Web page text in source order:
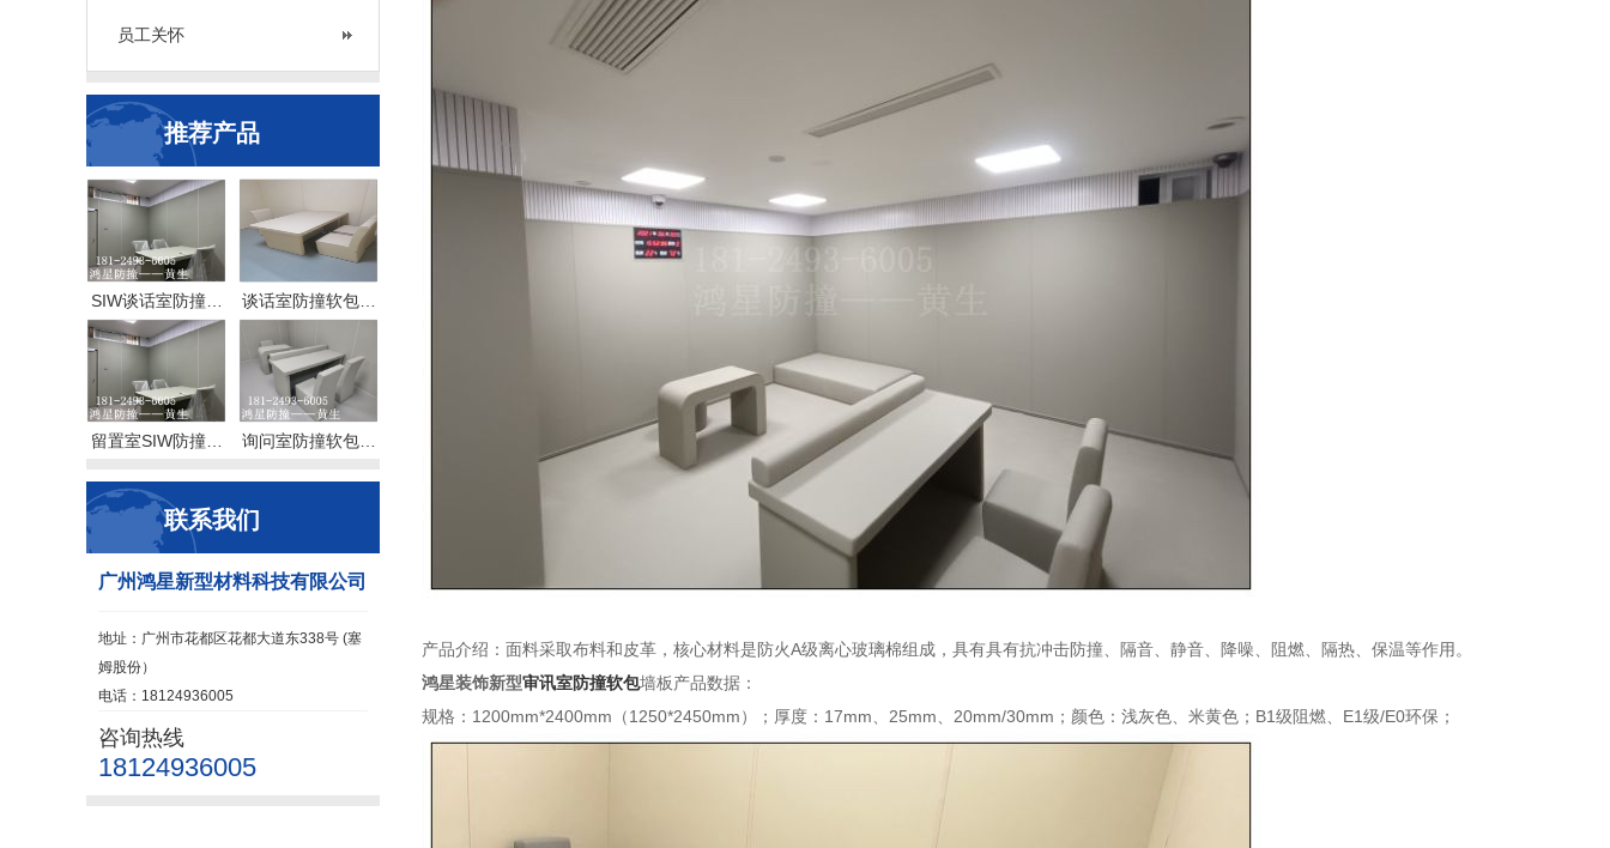
员工关怀
推荐产品
SIW谈话室防撞… 谈话室防撞软包…
留置室SIW防撞… 询问室防撞软包…
联系我们
广州鸿星新型材料科技有限公司
地址：广州市花都区花都大道东338号 (塞
姆股份）
电话：18124936005
咨询热线
18124936005
产品介绍：面料采取布料和皮革，核心材料是防火A级离心玻璃棉组成，具有具有抗冲击防撞、隔音、静音、降噪、阻燃、隔热、保温等作用。
鸿星装饰新型审讯室防撞软包墙板产品数据：
规格：1200mm*2400mm（1250*2450mm）；厚度：17mm、25mm、20mm/30mm；颜色：浅灰色、米黄色；B1级阻燃、E1级/E0环保；